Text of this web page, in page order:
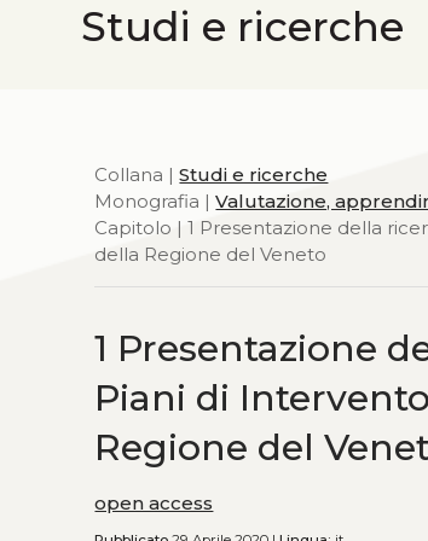
Studi e ricerche
Collana |Studi e ricerche
Monografia |Valutazione,
Capitolo | 1 Presentazione della
della Regione del Veneto
1 Presentazione
Piani di
Regione del
open access